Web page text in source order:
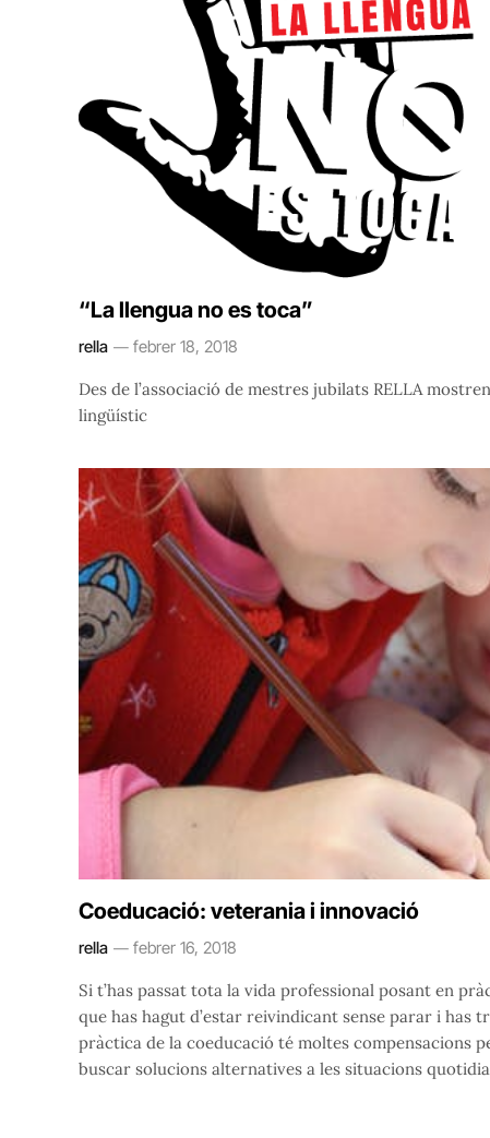
“La llengua no es toca”
rella febrer 18, 2018
Des de l’associació de mestres jubilats RELLA
lingüístic
Coeducació: veterania i innovació
rella febrer 16, 2018
Si t’has passat tota la vida professional posant en
que has hagut d’estar reivindicant sense parar i has
pràctica de la coeducació té moltes compensacions
buscar solucions alternatives a les situacions